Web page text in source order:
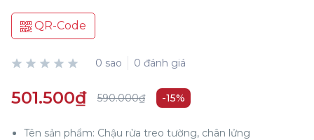
QR-Code
0 sao 0 đánh giá
501.500₫ 590.000₫ -15%
Tên sản phẩm: Chậu rửa treo tường, chân lửng